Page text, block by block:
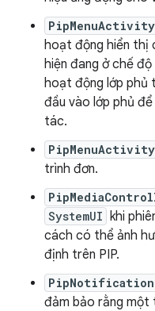
hoạt động hiển thị
hiện đang ở chế
hoạt động lớp phủ
đầu vào lớp phủ
tác.
PipMenuActivity
trình đơn.
SystemUI khi
cách có thể ảnh
định trên PIP.
đảm bảo rằng